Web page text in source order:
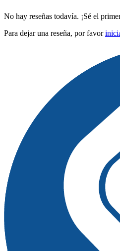
No hay reseñas todavía. ¡Sé el
Para dejar una reseña, por favor